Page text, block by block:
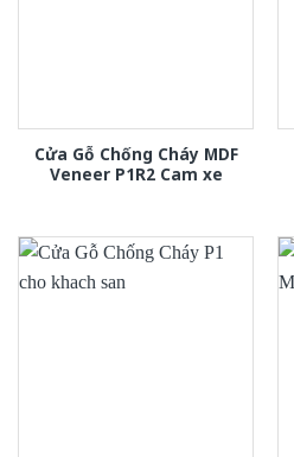
Cửa Gỗ Chống Cháy MDF
Veneer P1R2 Cam xe